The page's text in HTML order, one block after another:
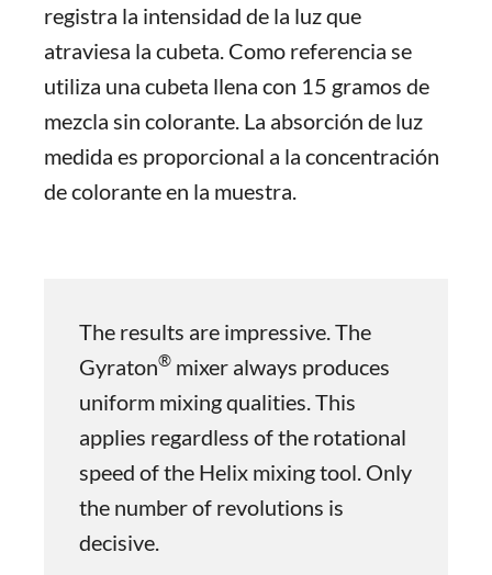
registra la intensidad de la luz que
atraviesa la cubeta. Como referencia se
utiliza una cubeta llena con 15 gramos de
mezcla sin colorante. La absorción de luz
medida es proporcional a la concentración
de colorante en la muestra.
The results are impressive. The
Gyraton® mixer always produces
uniform mixing qualities. This
applies regardless of the rotational
speed of the Helix mixing tool. Only
the number of revolutions is
decisive.